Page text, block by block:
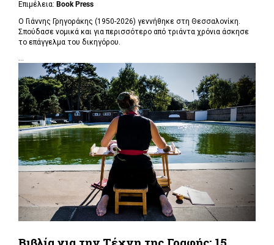
Επιμέλεια: Book Press
Ο Γιάννης Γρηγοράκης (1950-2026) γεννήθηκε στη Θεσσαλονίκη.
Σπούδασε νομικά και για περισσότερο από τριάντα χρόνια άσκησε
το επάγγελμα του δικηγόρου.
...